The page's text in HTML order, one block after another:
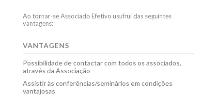
Ao tornar-se Associado Efetivo usufrui das seguintes
vantagens:
VANTAGENS
Possibilidade de contactar com todos os associados,
através da Associação
Assistir às conferências/seminários em condições
vantajosas